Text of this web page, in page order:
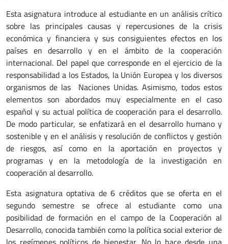
Esta asignatura introduce al estudiante en un análisis crítico
sobre las principales causas y repercusiones de la crisis
económica y financiera y sus consiguientes efectos en los
países en desarrollo y en el ámbito de la cooperación
internacional. Del papel que corresponde en el ejercicio de la
responsabilidad a los Estados, la Unión Europea y los diversos
organismos de las Naciones Unidas. Asimismo, todos estos
elementos son abordados muy especialmente en el caso
español y su actual política de cooperación para el desarrollo.
De modo particular, se enfatizará en el desarrollo humano y
sostenible y en el análisis y resolución de conflictos y gestión
de riesgos, así como en la aportación en proyectos y
programas y en la metodología de la investigación en
cooperación al desarrollo.
Esta asignatura optativa de 6 créditos que se oferta en el
segundo semestre se ofrece al estudiante como una
posibilidad de formación en el campo de la Cooperación al
Desarrollo, conocida también como la política social exterior de